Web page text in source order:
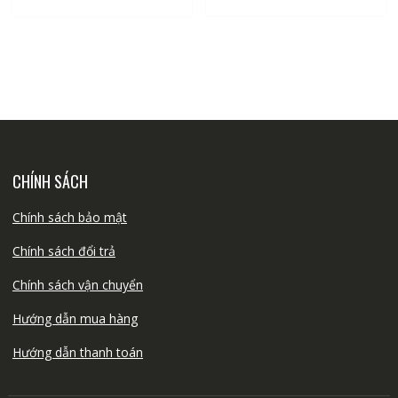
CHÍNH SÁCH
Chính sách bảo mật
Chính sách đổi trả
Chính sách vận chuyển
Hướng dẫn mua hàng
Hướng dẫn thanh toán